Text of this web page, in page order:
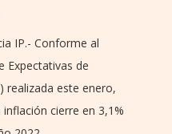
IP.- Conforme al
Expectativas de
realizada este enero,
cierre en 3,1%